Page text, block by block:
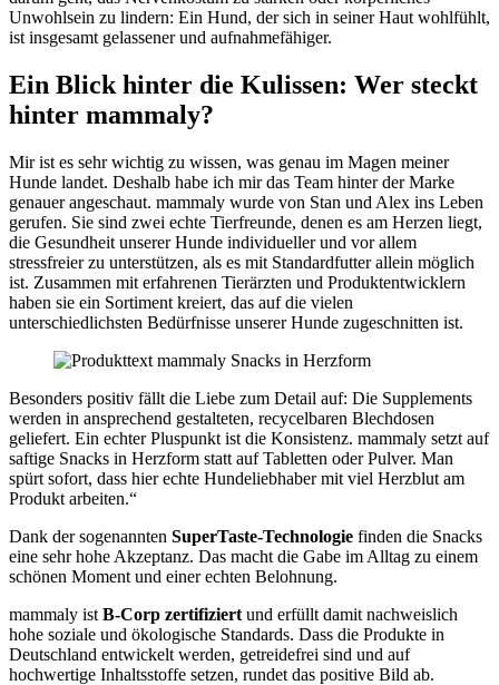
Unwohlsein zu lindern: Ein Hund, der sich in seiner Haut wohlfühlt,
ist insgesamt gelassener und aufnahmefähiger.
Ein Blick hinter die Kulissen: Wer steckt
hinter mammaly?
Mir ist es sehr wichtig zu wissen, was genau im Magen meiner
Hunde landet. Deshalb habe ich mir das Team hinter der Marke
genauer angeschaut. mammaly wurde von Stan und Alex ins Leben
gerufen. Sie sind zwei echte Tierfreunde, denen es am Herzen liegt,
die Gesundheit unserer Hunde individueller und vor allem
stressfreier zu unterstützen, als es mit Standardfutter allein möglich
ist. Zusammen mit erfahrenen Tierärzten und Produktentwicklern
haben sie ein Sortiment kreiert, das auf die vielen
unterschiedlichsten Bedürfnisse unserer Hunde zugeschnitten ist.
Besonders positiv fällt die Liebe zum Detail auf: Die Supplements
werden in ansprechend gestalteten, recycelbaren Blechdosen
geliefert. Ein echter Pluspunkt ist die Konsistenz. mammaly setzt auf
saftige Snacks in Herzform statt auf Tabletten oder Pulver. Man
spürt sofort, dass hier echte Hundeliebhaber mit viel Herzblut am
Produkt arbeiten.“
Dank der sogenannten SuperTaste-Technologie finden die Snacks
eine sehr hohe Akzeptanz. Das macht die Gabe im Alltag zu einem
schönen Moment und einer echten Belohnung.
mammaly ist B-Corp zertifiziert und erfüllt damit nachweislich
hohe soziale und ökologische Standards. Dass die Produkte in
Deutschland entwickelt werden, getreidefrei sind und auf
hochwertige Inhaltsstoffe setzen, rundet das positive Bild ab.